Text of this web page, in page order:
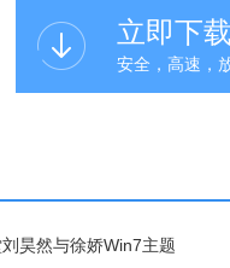
立即下
安全，高速，